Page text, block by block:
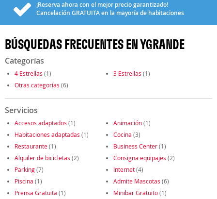
¡Reserva ahora con el mejor precio garantizado!
Cancelación GRATUITAen la mayoría de habitaciones
BÚSQUEDAS FRECUENTES EN YGRANDE
Categorías
4 Estrellas (1) 3 Estrellas (1)
Otras categorías (6)
Servicios
Accesos adaptados (1) Animación(1)
Habitaciones adaptadas (1) Cocina (3)
Restaurante(1) Business Center(1)
Alquiler de bicicletas (2) Consigna equipajes (2)
Parking(7) Internet(4)
Piscina (1) Admite Mascotas (6)
Prensa Gratuita (1) Minibar Gratuito(1)